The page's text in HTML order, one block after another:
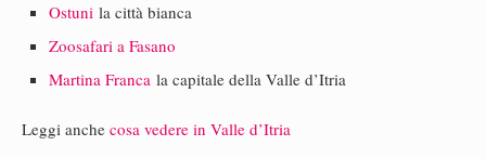
Ostuni la città bianca
Zoosafari a Fasano
Martina Franca la capitale della Valle d’Itria
Leggi anche cosa vedere in Valle d’Itria